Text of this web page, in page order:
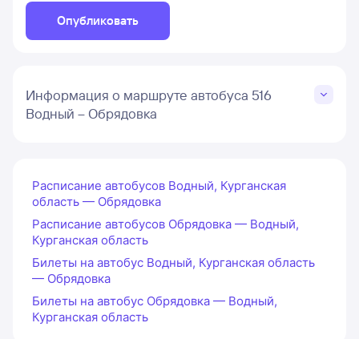
Опубликовать
Информация о маршруте автобуса 516
Водный – Обрядовка
Расписание автобусов Водный, Курганская
область — Обрядовка
Расписание автобусов Обрядовка — Водный,
Курганская область
Билеты на автобус Водный, Курганская область
— Обрядовка
Билеты на автобус Обрядовка — Водный,
Курганская область